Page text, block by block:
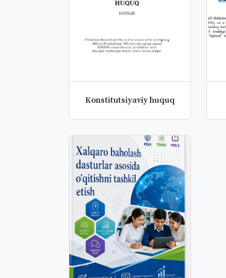
Konstitutsiyaviy huquq